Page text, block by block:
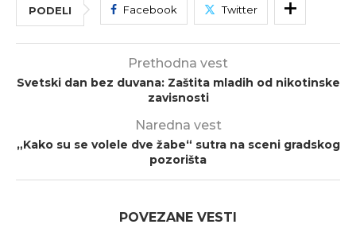
PODELI Facebook Twitter
Prethodna vest
Svetski dan bez duvana: Zaštita mladih od nikotinske
zavisnosti
Naredna vest
„Kako su se volele dve žabe“ sutra na sceni gradskog
pozorišta
POVEZANE VESTI